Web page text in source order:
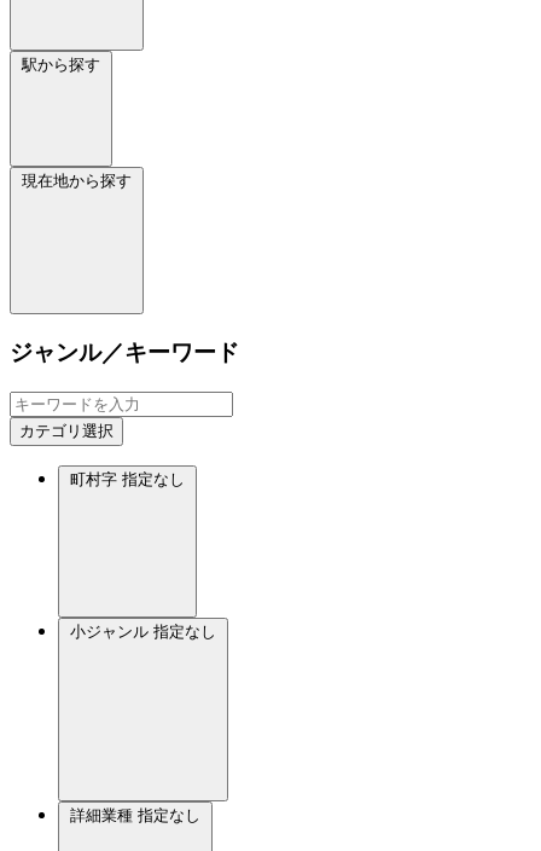
駅から探す
現在地から探す
ジャンル／キーワード
カテゴリ選択
町村字 指定なし
小ジャンル 指定なし
詳細業種 指定なし